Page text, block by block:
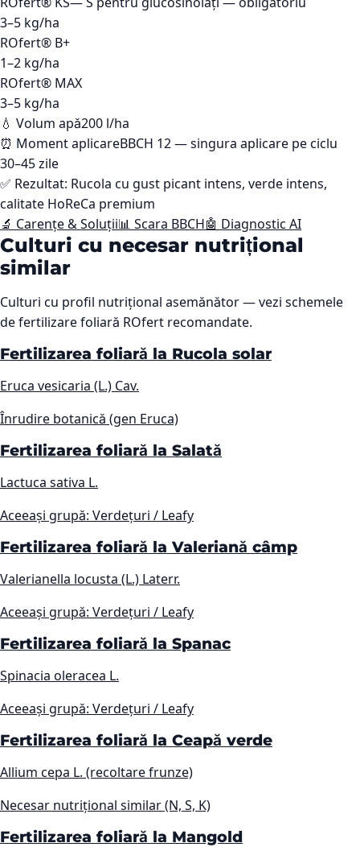
3–5 kg/ha
ROfert® B+
1–2 kg/ha
ROfert® MAX
3–5 kg/ha
💧 Volum apă200 l/ha
⏰ Moment aplicareBBCH 12 — singura aplicare pe ciclu
30–45 zile
✅ Rezultat: Rucola cu gust picant intens, verde intens,
calitate HoReCa premium
🔬 Carențe & Soluții📊 Scara BBCH🤖 Diagnostic AI
Culturi cu necesar nutrițional
similar
Culturi cu profil nutrițional asemănător — vezi schemele
de fertilizare foliară ROfert recomandate.
Fertilizarea foliară la Rucola solar
Eruca vesicaria (L.) Cav.
Înrudire botanică (gen Eruca)
Fertilizarea foliară la Salată
Lactuca sativa L.
Aceeași grupă: Verdețuri / Leafy
Fertilizarea foliară la Valeriană câmp
Valerianella locusta (L.) Laterr.
Aceeași grupă: Verdețuri / Leafy
Fertilizarea foliară la Spanac
Spinacia oleracea L.
Aceeași grupă: Verdețuri / Leafy
Fertilizarea foliară la Ceapă verde
Allium cepa L. (recoltare frunze)
Necesar nutrițional similar (N, S, K)
Fertilizarea foliară la Mangold